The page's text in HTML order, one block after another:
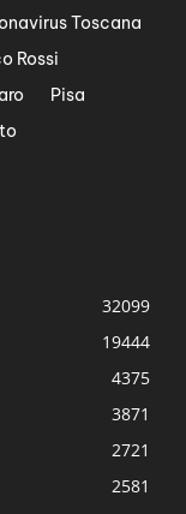
Toscana
Rossi
Pisa
32099
19444
4375
3871
2721
2581